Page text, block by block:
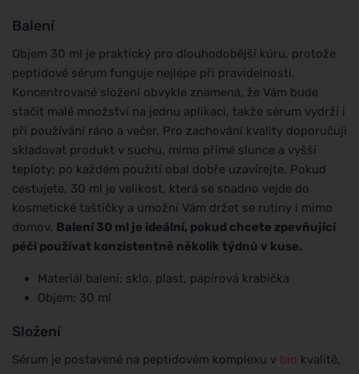
Balení
Objem 30 ml je praktický pro dlouhodobější kúru, protože
peptidové sérum funguje nejlépe při pravidelnosti.
Koncentrované složení obvykle znamená, že Vám bude
stačit malé množství na jednu aplikaci, takže sérum vydrží i
při používání ráno a večer. Pro zachování kvality doporučuji
skladovat produkt v suchu, mimo přímé slunce a vyšší
teploty; po každém použití obal dobře uzavírejte. Pokud
cestujete, 30 ml je velikost, která se snadno vejde do
kosmetické taštičky a umožní Vám držet se rutiny i mimo
domov. Balení 30 ml je ideální, pokud chcete zpevňující
péči používat konzistentně několik týdnů v kuse.
Materiál balení: sklo, plast, papírová krabička
Objem: 30 ml
Složení
Sérum je postavené na peptidovém komplexu v bio kvalitě,